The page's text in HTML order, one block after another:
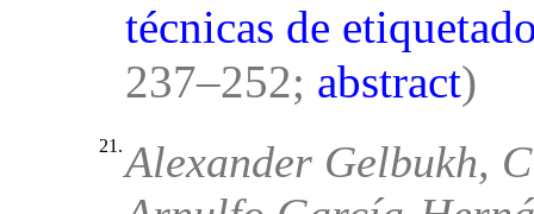
técnicas de
237–252; abstract)
21.Alexander Gelbukh,